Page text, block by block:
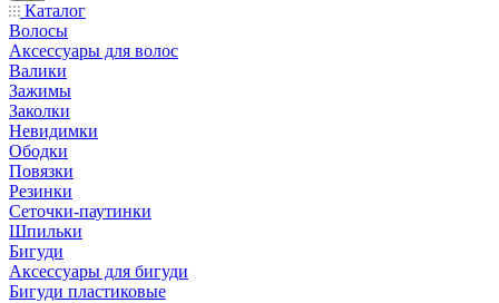
Каталог
Волосы
Аксессуары для волос
Валики
Зажимы
Заколки
Невидимки
Ободки
Повязки
Резинки
Сеточки-паутинки
Шпильки
Бигуди
Аксессуары для бигуди
Бигуди пластиковые